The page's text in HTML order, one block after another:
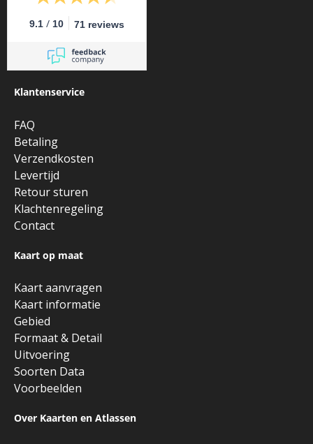
9.1 / 10 71 reviews
Klantenservice
FAQ
Betaling
Verzendkosten
Levertijd
Retour sturen
Klachtenregeling
Contact
Kaart op maat
Kaart aanvragen
Kaart informatie
Gebied
Formaat & Detail
Uitvoering
Soorten Data
Voorbeelden
Over Kaarten en Atlassen